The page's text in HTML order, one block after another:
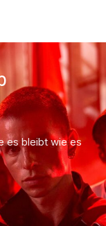
es bleibt wie es